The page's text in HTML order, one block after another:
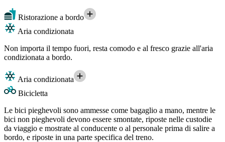
Ristorazione a bordo
Aria condizionata
Non importa il tempo fuori, resta comodo e al fresco grazie all'aria
condizionata a bordo.
Aria condizionata
Bicicletta
Le bici pieghevoli sono ammesse come bagaglio a mano, mentre le
bici non pieghevoli devono essere smontate, riposte nelle custodie
da viaggio e mostrate al conducente o al personale prima di salire a
bordo, e riposte in una parte specifica del treno.